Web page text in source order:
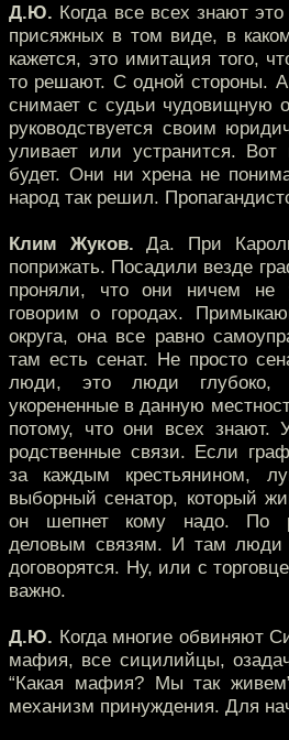
Д.Ю. Когда все всех знают
присяжных в том виде, в
кажется, это имитация того,
то решают. С одной стороны.
снимает с судьи чудовищную
руководствуется своим
уливает или устранится.
будет. Они ни хрена не
народ так решил.
Клим Жуков. Да. При
поприжать. Посадили везде
проняли, что они ничем не
говорим о городах.
округа, она все равно
там есть сенат. Не просто
люди, это люди глубоко,
укорененные в данную
потому, что они всех знают.
родственные связи. Если
за каждым крестьянином,
выборный сенатор, который
он шепнет кому надо. По
деловым связям. И там люди
договорятся. Ну, или с
важно.
Д.Ю. Когда многие обвиняют
мафия, все сицилийцы,
“Какая мафия? Мы так
механизм принуждения. Для